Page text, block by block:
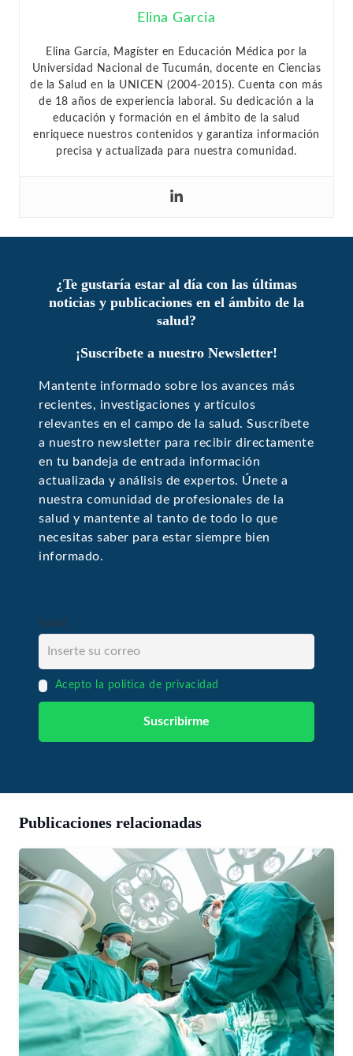
Elina Garcia
Elina García, Magíster en Educación Médica por la
Universidad Nacional de Tucumán, docente en Ciencias
de la Salud en la UNICEN (2004-2015). Cuenta con más
de 18 años de experiencia laboral. Su dedicación a la
educación y formación en el ámbito de la salud
enriquece nuestros contenidos y garantiza información
precisa y actualizada para nuestra comunidad.
¿Te gustaría estar al día con las últimas
noticias y publicaciones en el ámbito de la
salud?
¡Suscríbete a nuestro Newsletter!
Mantente informado sobre los avances más
recientes, investigaciones y artículos
relevantes en el campo de la salud. Suscríbete
a nuestro newsletter para recibir directamente
en tu bandeja de entrada información
actualizada y análisis de expertos. Únete a
nuestra comunidad de profesionales de la
salud y mantente al tanto de todo lo que
necesitas saber para estar siempre bien
informado.
Email
Acepto la política de privacidad
Publicaciones relacionadas